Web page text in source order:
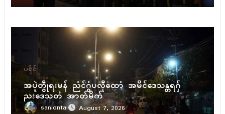
ပရိုၚ်
အပ္ဍဲတွဵုရးမန် ညံၚ်ဂွံပလီုထောံ အမိၚ်ဒေသန္တရဂှ်
ညးဒေသတံ အာတ်မိက်
sanlontai August 7, 2026